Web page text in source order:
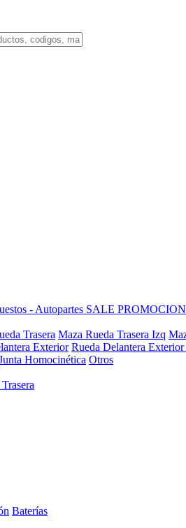
- Autopartes SALE
Trasera Maza Rueda Trasera Izq
Exterior Rueda Delantera
Homocinética Otros
Baterías